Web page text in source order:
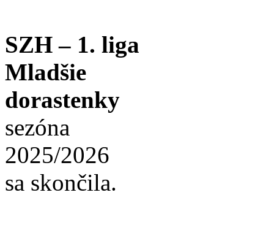
SZH – 1. liga
Mladšie
dorastenky
sezóna
2025/2026
sa skončila.